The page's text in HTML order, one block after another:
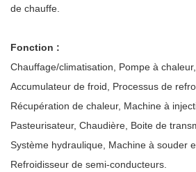
de chauffe.
Fonction :
Chauffage/climatisation, Pompe à
Accumulateur de froid, Processus de
Récupération de chaleur, Machine à
Pasteurisateur, Chaudière, Boite de
Système hydraulique, Machine à souder
Refroidisseur de semi-conducteurs.